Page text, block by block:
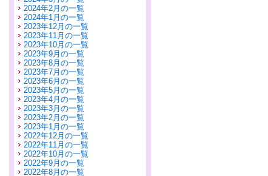
2024年2月の一覧
2024年1月の一覧
2023年12月の一覧
2023年11月の一覧
2023年10月の一覧
2023年9月の一覧
2023年8月の一覧
2023年7月の一覧
2023年6月の一覧
2023年5月の一覧
2023年4月の一覧
2023年3月の一覧
2023年2月の一覧
2023年1月の一覧
2022年12月の一覧
2022年11月の一覧
2022年10月の一覧
2022年9月の一覧
2022年8月の一覧